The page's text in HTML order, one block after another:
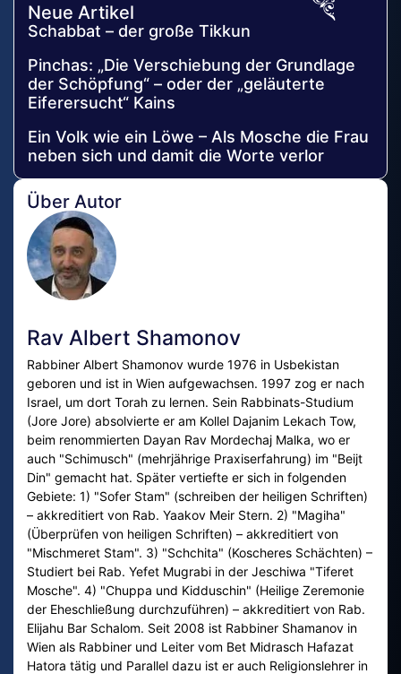
Neue Artikel
Schabbat – der große Tikkun
Pinchas: „Die Verschiebung der Grundlage
der Schöpfung“ – oder der „geläuterte
Eiferersucht“ Kains
Ein Volk wie ein Löwe – Als Mosche die Frau
neben sich und damit die Worte verlor
Über Autor
Rav Albert Shamonov
Rabbiner Albert Shamonov wurde 1976 in Usbekistan
geboren und ist in Wien aufgewachsen. 1997 zog er nach
Israel, um dort Torah zu lernen. Sein Rabbinats-Studium
(Jore Jore) absolvierte er am Kollel Dajanim Lekach Tow,
beim renommierten Dayan Rav Mordechaj Malka, wo er
auch "Schimusch" (mehrjährige Praxiserfahrung) im "Beijt
Din" gemacht hat. Später vertiefte er sich in folgenden
Gebiete: 1) "Sofer Stam" (schreiben der heiligen Schriften)
– akkreditiert von Rab. Yaakov Meir Stern. 2) "Magiha"
(Überprüfen von heiligen Schriften) – akkreditiert von
"Mischmeret Stam". 3) "Schchita" (Koscheres Schächten) –
Studiert bei Rab. Yefet Mugrabi in der Jeschiwa "Tiferet
Mosche". 4) "Chuppa und Kidduschin" (Heilige Zeremonie
der Eheschließung durchzuführen) – akkreditiert von Rab.
Elijahu Bar Schalom. Seit 2008 ist Rabbiner Shamanov in
Wien als Rabbiner und Leiter vom Bet Midrasch Hafazat
Hatora tätig und Parallel dazu ist er auch Religionslehrer in